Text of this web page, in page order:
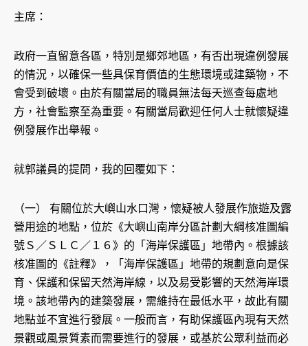
主席：
政府一直留意各區，特別是鄉郊地區，有否出現違例發展
的情況，以確保一些具保育價值的生態環境或建築物，不
會受到破壞。由於有關當局的職員無法每天巡查每處地
方，社會監察至為重要。有關當局歡迎任何人士就懷疑違
例發展作出舉報。
就郭議員的提問，我的回覆如下：
（一） 有關位於大嶼山水口灣，懷疑被人發展作旅遊及露
營用途的地點，位於《大嶼山南岸分區計劃大綱核准圖編
號Ｓ／ＳＬＣ／１６》的「海岸保護區」地帶內。根據該
核准圖的《註釋》，「海岸保護區」地帶的規劃意向是保
育、保護和保留天然海岸線，以及易受影響的天然海岸環
境。該地帶內的建築發展，需維持在最低水平，故此有關
地點並不宜進行發展。一般而言，有助保護區內現有天然
景觀或風景質素而需要進行的發展，或基於公眾利益而必